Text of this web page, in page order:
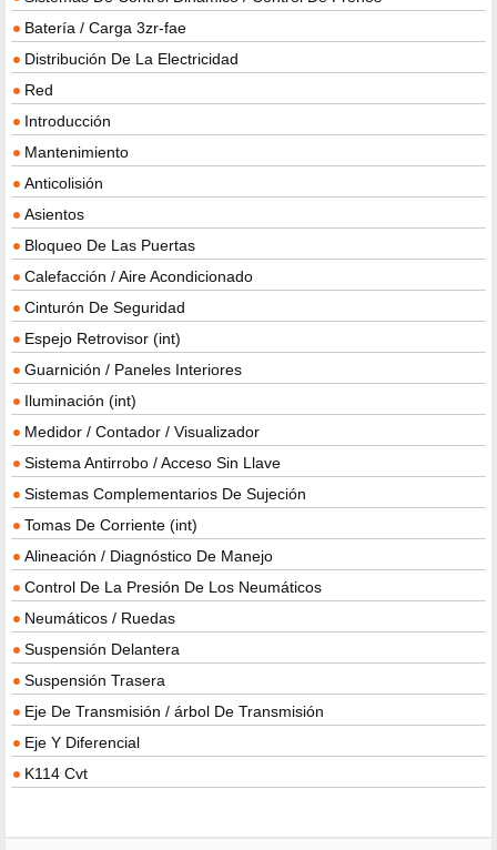
Batería / Carga 3zr-fae
Distribución De La Electricidad
Red
Introducción
Mantenimiento
Anticolisión
Asientos
Bloqueo De Las Puertas
Calefacción / Aire Acondicionado
Cinturón De Seguridad
Espejo Retrovisor (int)
Guarnición / Paneles Interiores
Iluminación (int)
Medidor / Contador / Visualizador
Sistema Antirrobo / Acceso Sin Llave
Sistemas Complementarios De Sujeción
Tomas De Corriente (int)
Alineación / Diagnóstico De Manejo
Control De La Presión De Los Neumáticos
Neumáticos / Ruedas
Suspensión Delantera
Suspensión Trasera
Eje De Transmisión / árbol De Transmisión
Eje Y Diferencial
K114 Cvt